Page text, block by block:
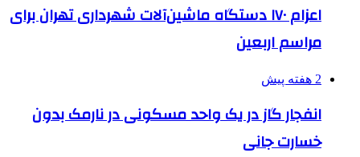
اعزام ۱۷۰ دستگاه ماشین‌آلات شهرداری تهران برای
مراسم اربعین
2 هفته پیش
انفجار گاز در یک واحد مسکونی در نارمک بدون
خسارت جانی